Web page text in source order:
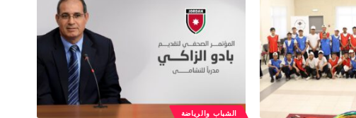
الشباب والرياضة